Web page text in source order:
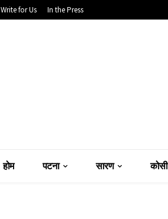
Write for Us In the Press
होम पटना सारण कोसी